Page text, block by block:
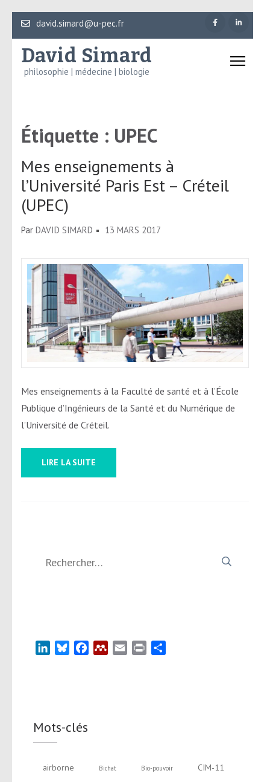
Aller
au
contenu
(Pressez
david.simard@u-pec.fr
David Simard
philosophie | médecine | biologie
Étiquette : UPEC
Mes enseignements à
l’Université Paris Est – Créteil
(UPEC)
Par DAVID SIMARD 13 MARS 2017
Mes enseignements à la Faculté de santé et à l’École
Publique d’Ingénieurs de la Santé et du Numérique de
l’Université de Créteil.
LIRE LA SUITE
LinkedInBlueskyFacebookMendeley
Email Print
Mots-clés
airborne Bichat Bio-pouvoir CIM-11